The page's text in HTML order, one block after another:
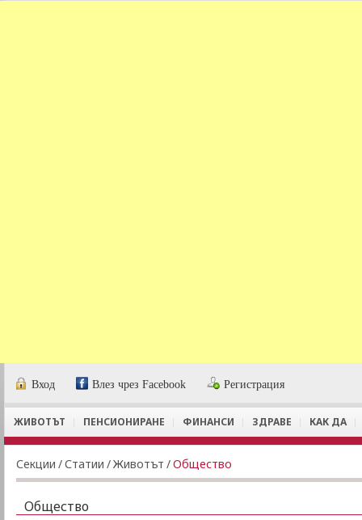
Вход Влез чрез Facebook Регистрация
ЖИВОТЪТ ПЕНСИОНИРАНЕ ФИНАНСИ ЗДРАВЕ КАК ДА
Секции /Статии /Животът /Общество
Общество